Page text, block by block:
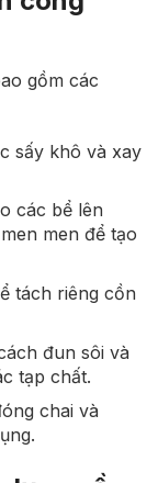
gồm các
sấy khô và xay
các bể lên
men để tạo
tách riêng cồn
đun sôi và
tạp chất.
chai và